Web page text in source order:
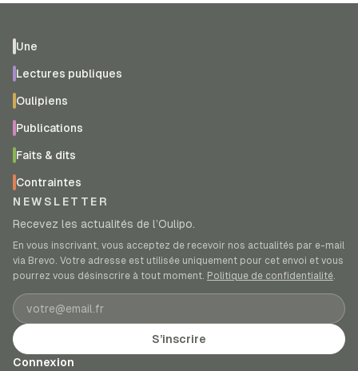
Une
Lectures publiques
Oulipiens
Publications
Faits & dits
Contraintes
NEWSLETTER
Recevez les actualités de l’Oulipo.
En vous inscrivant, vous acceptez de recevoir nos actualités par e-mail
via Brevo. Votre adresse est utilisée uniquement pour cet envoi et vous
pourrez vous désinscrire à tout moment. Politique de confidentialité.
Adresse e-mail
S’inscrire
Connexion